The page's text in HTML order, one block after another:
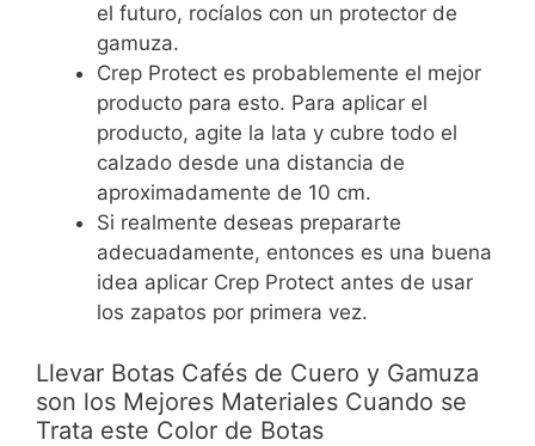
el futuro, rocíalos con un protector de
gamuza.
Crep Protect es probablemente el mejor
producto para esto. Para aplicar el
producto, agite la lata y cubre todo el
calzado desde una distancia de
aproximadamente de 10 cm.
Si realmente deseas prepararte
adecuadamente, entonces es una buena
idea aplicar Crep Protect antes de usar
los zapatos por primera vez.
Llevar Botas Cafés de Cuero y Gamuza
son los Mejores Materiales Cuando se
Trata este Color de Botas